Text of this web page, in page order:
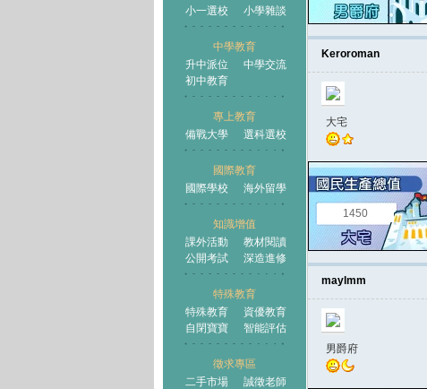
小一選校
小學雜談
中學教育
升中派位
中學交流
初中教育
專上教育
備戰大學
選科選校
國際教育
國際學校
海外留學
知識增值
課外活動
教材閱讀
公開考試
深造進修
特殊教育
特殊教育
資優教育
自閉寶寶
智能評估
徵求專區
二手市場
誠徵老師
Keroroman
大宅
1450
maylmm
男爵府